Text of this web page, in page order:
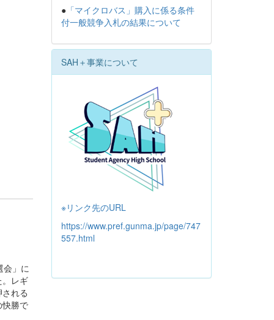
」に
。レギ
れる
勝で
●「マイクロバス」購入に係る条件
付一般競争入札の結果について
SAH＋事業について
※リンク先のURL
https://www.pref.gunma.jp/page/747
557.html